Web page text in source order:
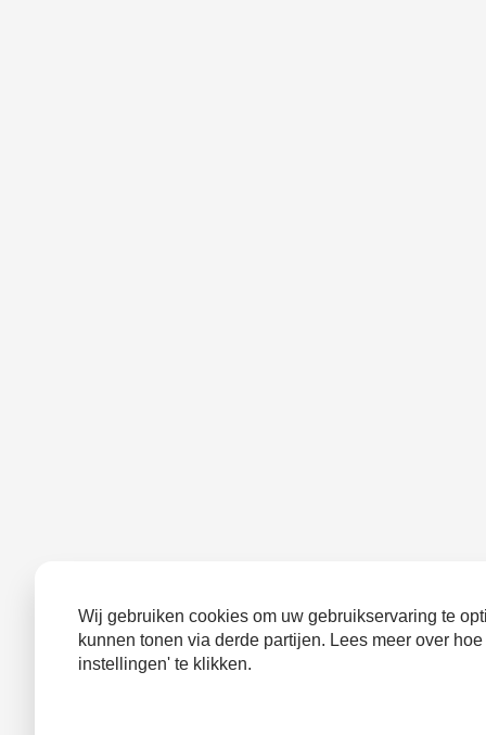
Wij gebruiken cookies om uw gebruikservaring te
kunnen tonen via derde partijen. Lees meer over
instellingen' te klikken.